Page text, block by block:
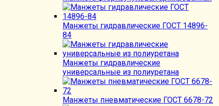
Манжеты гидравлические ГОСТ 14896-
84
Манжеты гидравлические
универсальные из полиуретана
Манжеты пневматические ГОСТ 6678-72